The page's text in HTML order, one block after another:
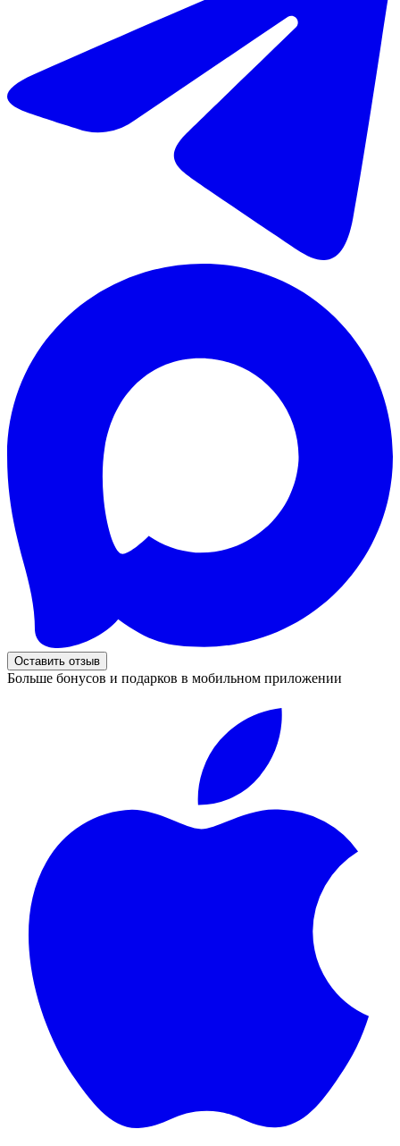
Оставить отзыв
Больше бонусов и подарков в мобильном приложении